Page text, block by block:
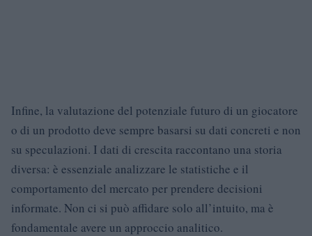
Infine, la valutazione del potenziale futuro di un giocatore
o di un prodotto deve sempre basarsi su dati concreti e non
su speculazioni. I dati di crescita raccontano una storia
diversa: è essenziale analizzare le statistiche e il
comportamento del mercato per prendere decisioni
informate. Non ci si può affidare solo all’intuito, ma è
fondamentale avere un approccio analitico.